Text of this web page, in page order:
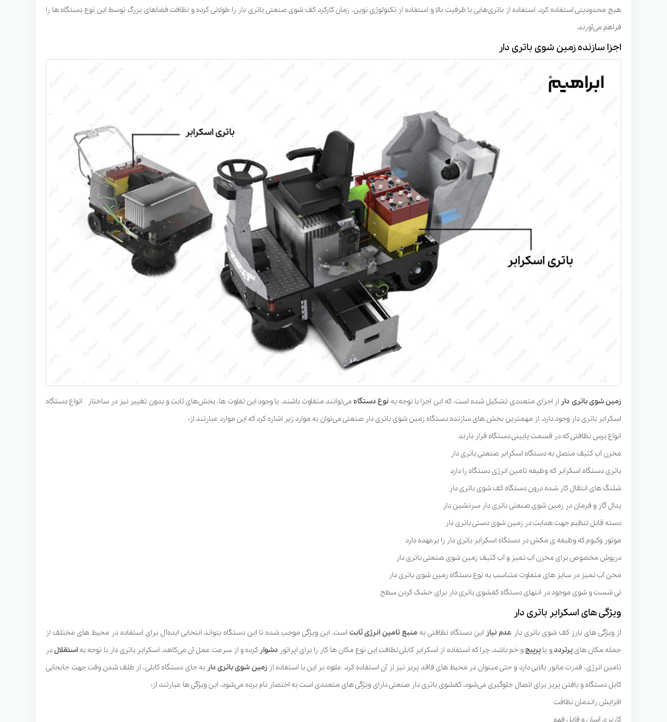
هیچ محدودیتی استفاده کرد. استفاده از باتری‌هایی با ظرفیت بالا و استفاده از تکنولوژی‌ نوین، زمان کارکرد کف شوی صنعتی باتری دار را طولانی‌ کرده و نظافت فضاهای بزرگ توسط این نوع دستگاه ها را
فراهم می‌آورند.
اجزا سازنده زمین شوی باتری دار
زمین شوی باتری دار از اجزای متعددی تشکیل شده است، که این اجزا با توجه به نوع دستگاهمی‌توانند متفاوت باشند. با وجود این تفاوت ها، بخش‌های ثابت و بدون تغییر نیز در ساختار انواع دستگاه
اسکرابر باتری دار وجود دارد. از مهمترین بخش های سازنده دستگاه زمین شوی باتری دار صنعتی می‌توان به موارد زیر اشاره کرد که این موارد عبارتند از:
انواع برس نظافتی که در قسمت پایینی دستگاه قرار دارند
مخزن آب کثیف متصل به دستگاه اسکرابر صنعتی باتری دار
باتری دستگاه اسکرابر که وظیفه تامین انرژی دستگاه را دارد
شلنگ های انتقال کار شده درون دستگاه کف شوی باتری دار
پدال گاز و فرمان در زمین شوی صنعتی باتری دار سرنشین دار
دسته قابل تنظیم جهت هدایت در زمین شوی دستی باتری دار
موتور وکیوم که وظیفه ی مکش در دستگاه اسکرابر باتری دار را برعهده دارد
درپوش مخصوص برای مخزن آب تمیز و آب کثیف زمین شوی صنعتی باتری دار
مخن آب تمیز در سایز های متفاوت متناسب به نوع دستگاه زمین شوی باتری دار
تی شست و شوی موجود در انتهای دستگاه کفشوی باتری دار برای خشک کردن سطح
ویژگی های اسکرابر باتری دار
از ویژگی های بارز کف شوی باتری دار عدم نیاز این دستگاه نظافتی به منبع تامین انرژی ثابت است. این ویژگی موجب شده تا این دستگاه بتواند انتخابی ایده‌آل برای استفاده در محیط های مختلف از
جمله مکان هایپرترددو یا پرپیچو خم باشد. چرا که استفاده از اسکرابر کابلی نظافت این نوع مکان ها کار را برای اپراتور دشوار کرده و از سرعت عمل آن می‌کاهد. اسکرابر باتری دار با توجه به استقلالدر
تامین انرژی، قدرت مانور بالایی دارد و حتی میتوان در محیط های فاقد پریز نیز از آن استفاده کرد. علاوه بر این با استفاده از زمین شوی باتری دار به جای دستگاه کابلی، از طلف شدن وقت جهت جابجایی
کابل دستگاه و یافتن پریز برای اتصال جلوگیری می‌شود. کفشوی باتری دار صنعتی دارای ویژگی های متعددی است به اختصار نام برده می‌شود، این ویژگی ها عبارتند از:
افزایش راندمان نظافت
کاربری آسان و قابل فهم